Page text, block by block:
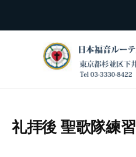
礼拝後 聖歌隊練習